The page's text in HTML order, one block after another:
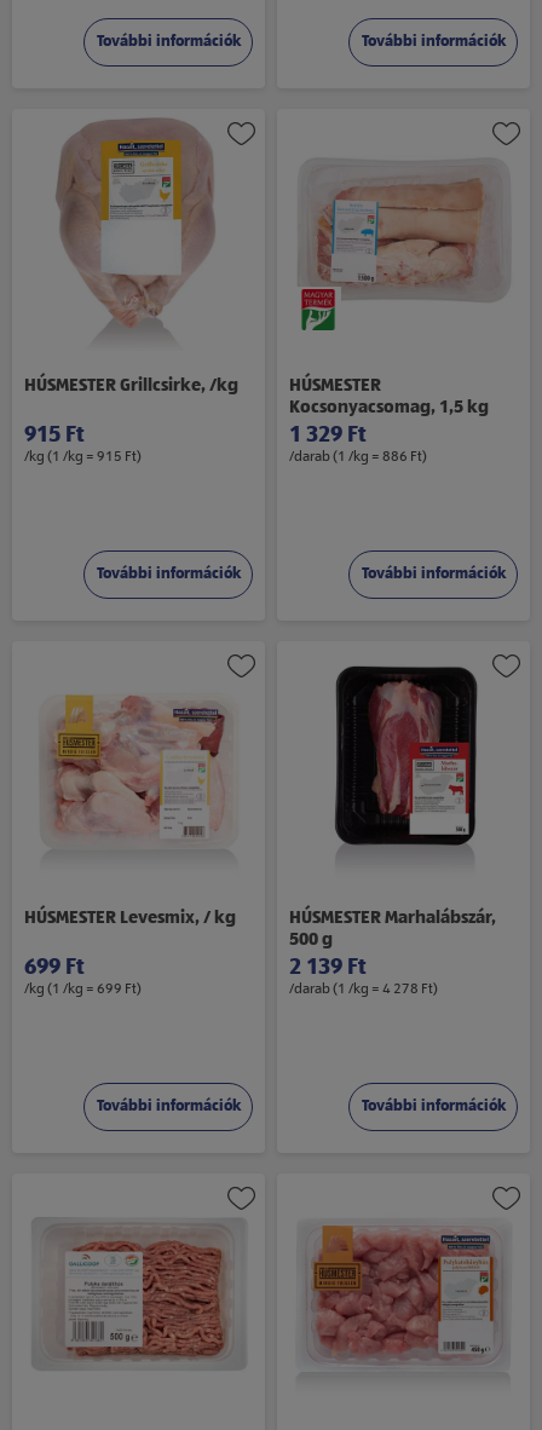
További információk További információk
HÚSMESTER Grillcsirke, /kg
915 Ft
/kg (1 /kg = 915 Ft)
További információk
HÚSMESTER
Kocsonyacsomag, 1,5 kg
1 329 Ft
/darab (1 /kg = 886 Ft)
További információk
HÚSMESTER Levesmix, / kg
699 Ft
/kg (1 /kg = 699 Ft)
További információk
HÚSMESTER Marhalábszár,
500 g
2 139 Ft
/darab (1 /kg = 4 278 Ft)
További információk